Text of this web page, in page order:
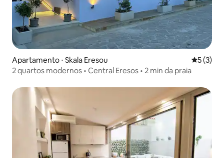
Apartamento ⋅ Skala Eresou 5 de
5 (3)
2 quartos modernos • Central Eresos • 2 min da praia